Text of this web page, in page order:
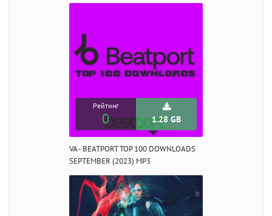
Рейтинг
0 1.28 GB
VA - BEATPORT TOP 100 DOWNLOADS
SEPTEMBER (2023) MP3